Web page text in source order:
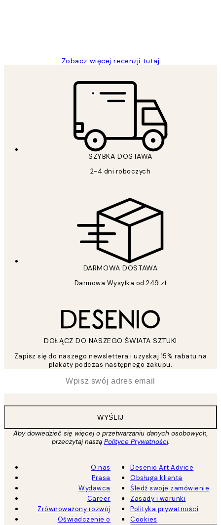
Zobacz więcej recenzji tutaj
SZYBKA DOSTAWA
2-4 dni roboczych
DARMOWA DOSTAWA
Darmowa Wysyłka od 249 zł
DOŁĄCZ DO NASZEGO ŚWIATA SZTUKI
Zapisz się do naszego newslettera i uzyskaj 15% rabatu na
plakaty podczas następnego zakupu.
WYŚLIJ
Aby dowiedzieć się więcej o przetwarzaniu danych osobowych,
przeczytaj naszą Polityce Prywatności.
O nas
Prasa
Wydawca
Career
Zrównoważony rozwój
Oświadczenie o
Desenio Art Advice
Obsługa klienta
Śledź swoje zamówienie
Zasady i warunki
Polityka prywatności
Cookies